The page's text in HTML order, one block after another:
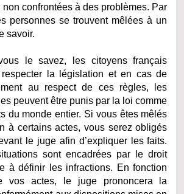
confrontées à des problèmes. Par
personnes se trouvent mêlées à un
savoir.
le savez, les citoyens français
la législation et en cas de
au respect de ces règles, les
peuvent être punis par la loi comme
du monde entier. Si vous êtes mêlés
à certains actes, vous serez obligés
le juge afin d’expliquer les faits.
sont encadrées par le droit
à définir les infractions. En fonction
vos actes, le juge prononcera la